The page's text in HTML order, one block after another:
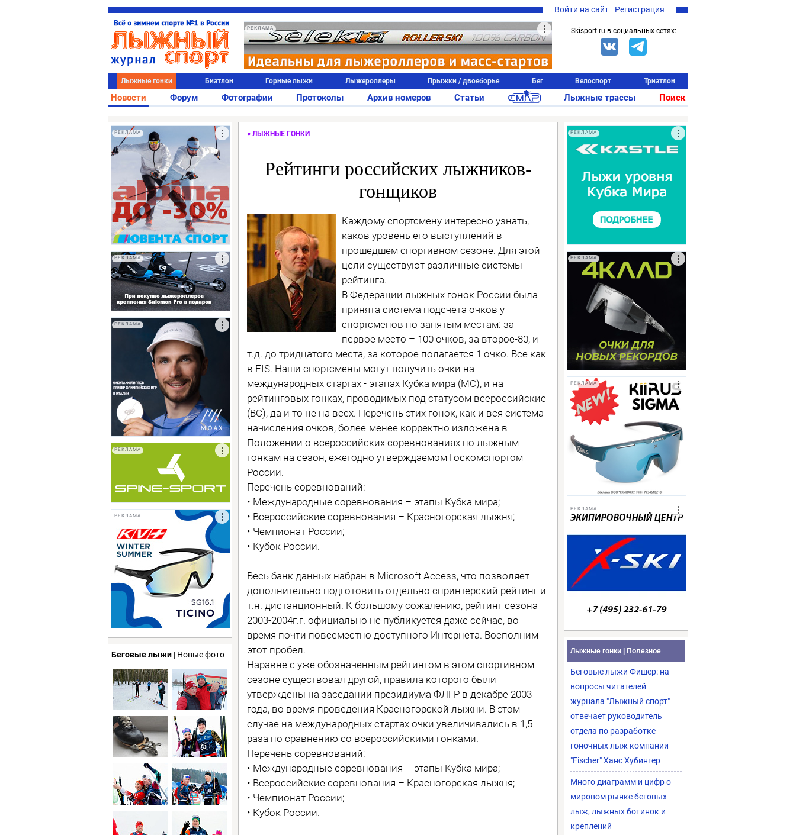
Войти на сайт Регистрация
РЕКЛАМА Skisport.ru в социальных сетях:
Лыжные гонки Биатлон Горные лыжи Лыжероллеры Прыжки / двоеборье Бег Велоспорт Триатлон
Новости Форум Фотографии Протоколы Архив номеров Статьи Лыжные трассы Поиск
РЕКЛАМА
РЕКЛАМА
РЕКЛАМА
РЕКЛАМА
РЕКЛАМА
Беговые лыжи | Новые фото
ЛЫЖНЫЕ ГОНКИ
Рейтинги российских лыжников-
гонщиков
Каждому спортсмену интересно узнать,
каков уровень его выступлений в
прошедшем спортивном сезоне. Для этой
цели существуют различные системы
рейтинга.
В Федерации лыжных гонок России была
принята система подсчета очков у
спортсменов по занятым местам: за
первое место – 100 очков, за второе-80, и
т.д. до тридцатого места, за которое полагается 1 очко. Все как
в FIS. Наши спортсмены могут получить очки на
международных стартах - этапах Кубка мира (МС), и на
рейтинговых гонках, проводимых под статусом всероссийские
(ВС), да и то не на всех. Перечень этих гонок, как и вся система
начисления очков, более-менее корректно изложена в
Положении о всероссийских соревнованиях по лыжным
гонкам на сезон, ежегодно утверждаемом Госкомспортом
России.
Перечень соревнований:
• Международные соревнования – этапы Кубка мира;
• Всероссийские соревнования – Красногорская лыжня;
• Чемпионат России;
• Кубок России.
Весь банк данных набран в Microsoft Access, что позволяет
дополнительно подготовить отдельно спринтерский рейтинг и
т.н. дистанционный. К большому сожалению, рейтинг сезона
2003-2004г.г. официально не публикуется даже сейчас, во
время почти повсеместно доступного Интернета. Восполним
этот пробел.
Наравне с уже обозначенным рейтингом в этом спортивном
сезоне существовал другой, правила которого были
утверждены на заседании президиума ФЛГР в декабре 2003
года, во время проведения Красногорской лыжни. В этом
случае на международных стартах очки увеличивались в 1,5
раза по сравнению со всероссийскими гонками.
Перечень соревнований:
• Международные соревнования – этапы Кубка мира;
• Всероссийские соревнования – Красногорская лыжня;
• Чемпионат России;
• Кубок России.
РЕКЛАМА
РЕКЛАМА
РЕКЛАМА
РЕКЛАМА
Лыжные гонки | Полезное
Беговые лыжи Фишер: на
вопросы читателей
журнала "Лыжный спорт"
отвечает руководитель
отдела по разработке
гоночных лыж компании
"Fischer" Ханс Хубингер
Много диаграмм и цифр о
мировом рынке беговых
лыж, лыжных ботинок и
креплений